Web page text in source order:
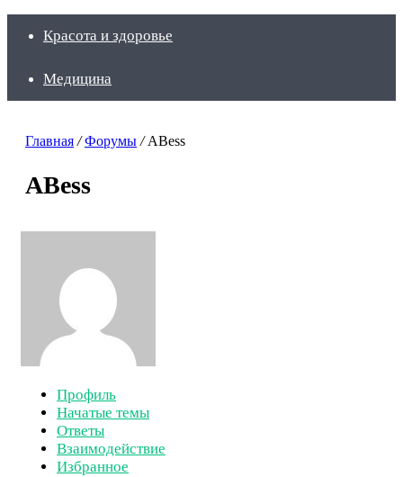
Красота и здоровье
Медицина
Главная / Форумы / ABess
ABess
Профиль
Начатые темы
Ответы
Взаимодействие
Избранное